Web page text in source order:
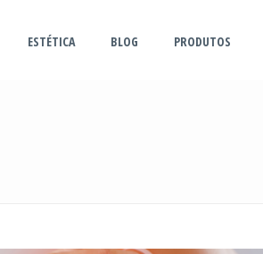
ESTÉTICA BLOG PRODUTOS